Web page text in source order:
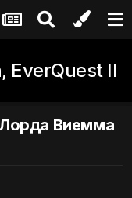
EverQuest II
Виемма